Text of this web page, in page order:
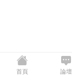
首頁 論壇